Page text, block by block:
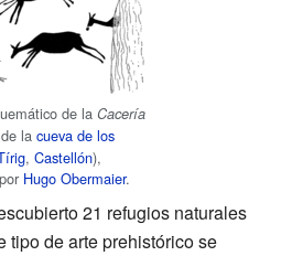
de la Cacería
de la cueva de los
, Castellón),
Hugo Obermaier.
21 refugios naturales
tipo de arte prehistórico se